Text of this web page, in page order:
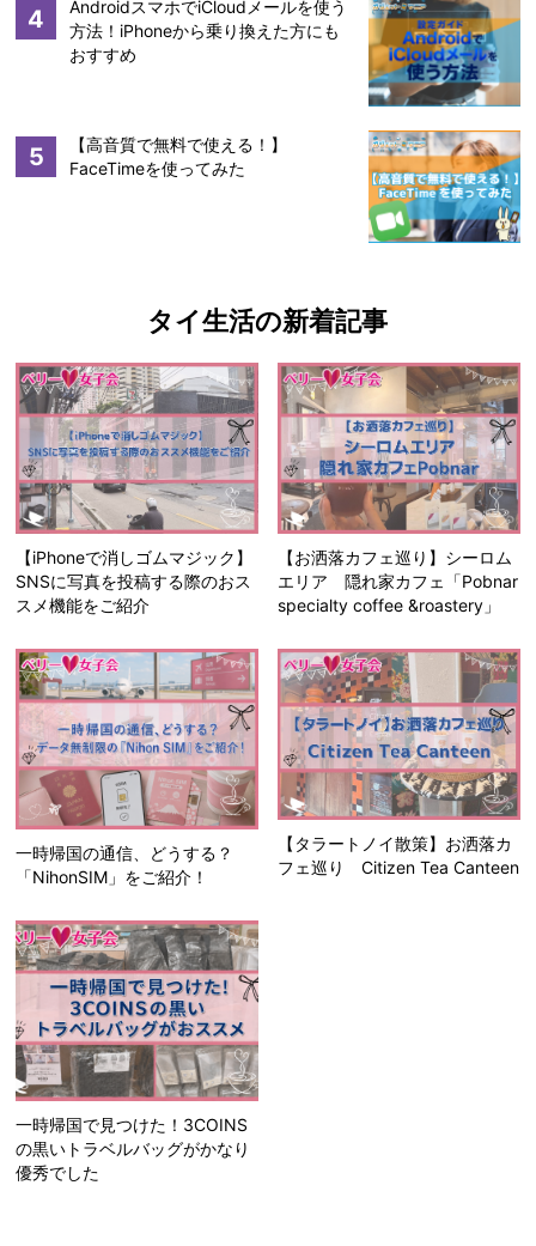
4
AndroidスマホでiCloudメールを使う
方法！iPhoneから乗り換えた方にも
おすすめ
5
【高音質で無料で使える！】
FaceTimeを使ってみた
タイ生活の新着記事
【iPhoneで消しゴムマジック】
SNSに写真を投稿する際のおス
スメ機能をご紹介
【お洒落カフェ巡り】シーロム
エリア 隠れ家カフェ「Pobnar
specialty coffee &roastery」
一時帰国の通信、どうする？
「NihonSIM」をご紹介！
【タラートノイ散策】お洒落カ
フェ巡り Citizen Tea Canteen
一時帰国で見つけた！3COINS
の黒いトラベルバッグがかなり
優秀でした